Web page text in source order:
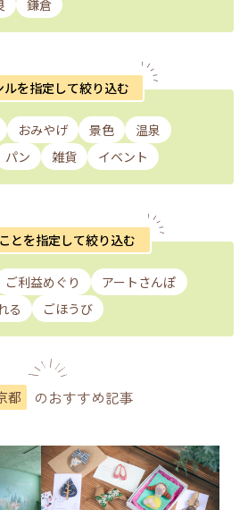
鎌倉
ルを指定して絞り込む
おみやげ 景色
温泉
パン 雑貨 イベント
とを指定して絞り込む
ご利益めぐり
アートさんぽ
る ごほうび
都 のおすすめ記事